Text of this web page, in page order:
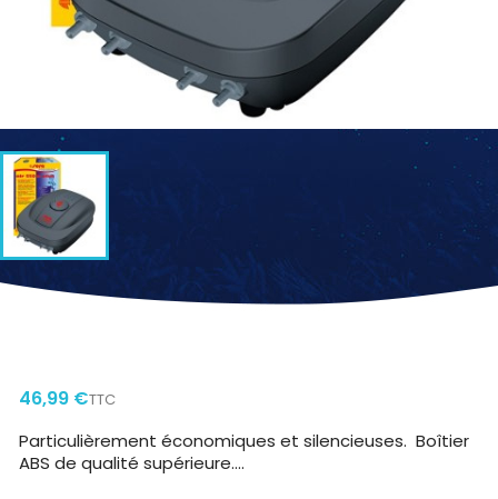
46,99 €TTC
Particulièrement économiques et silencieuses. Boîtier
ABS de qualité supérieure....